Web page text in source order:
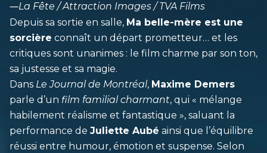
―La Fête / Attraction Images / TVA Films
Depuis sa sortie en salle, Ma belle-mère est une
sorcière connaît un départ prometteur… et les
critiques sont unanimes : le film charme par son ton,
sa justesse et sa magie.
Dans Le Journal de Montréal, Maxime Demers
parle d’un film familial charmant, qui « mélange
habilement réalisme et fantastique », saluant la
performance de Juliette Aubé ainsi que l’équilibre
réussi entre humour, émotion et suspense. Selon